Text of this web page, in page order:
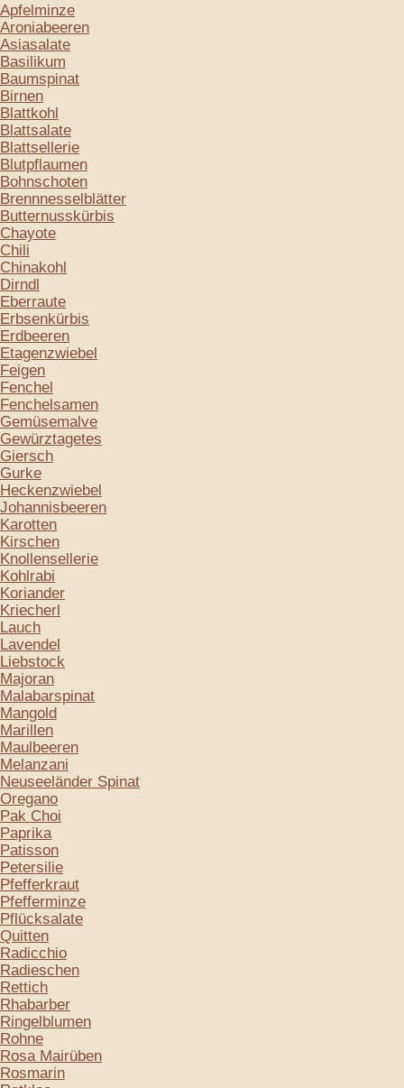
Apfelminze
Aroniabeeren
Asiasalate
Basilikum
Baumspinat
Birnen
Blattkohl
Blattsalate
Blattsellerie
Blutpflaumen
Bohnschoten
Brennnesselblätter
Butternusskürbis
Chayote
Chili
Chinakohl
Dirndl
Eberraute
Erbsenkürbis
Erdbeeren
Etagenzwiebel
Feigen
Fenchel
Fenchelsamen
Gemüsemalve
Gewürztagetes
Giersch
Gurke
Heckenzwiebel
Johannisbeeren
Karotten
Kirschen
Knollensellerie
Kohlrabi
Koriander
Kriecherl
Lauch
Lavendel
Liebstock
Majoran
Malabarspinat
Mangold
Marillen
Maulbeeren
Melanzani
Neuseeländer Spinat
Oregano
Pak Choi
Paprika
Patisson
Petersilie
Pfefferkraut
Pfefferminze
Pflücksalate
Quitten
Radicchio
Radieschen
Rettich
Rhabarber
Ringelblumen
Rohne
Rosa Mairüben
Rosmarin